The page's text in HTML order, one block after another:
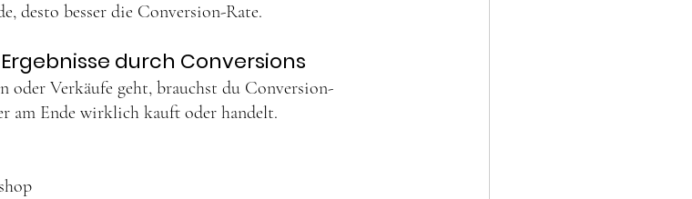
desto besser die Conversion-Rate.
durch Conversions
oder Verkäufe geht, brauchst du Conversion-
am Ende wirklich kauft oder handelt.